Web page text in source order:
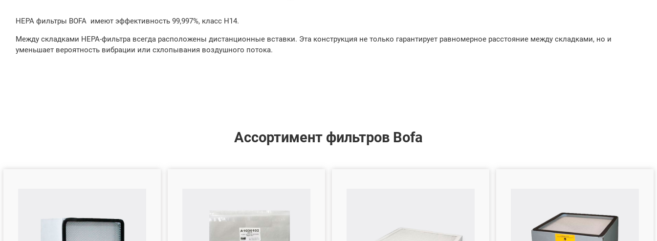
HEPA фильтры BOFA имеют эффективность 99,997%, класс Н14.
Между складками HEPA-фильтра всегда расположены дистанционные вставки. Эта конструкция не только гарантирует равномерное расстояние между складками, но и
уменьшает вероятность вибрации или схлопывания воздушного потока.
Ассортимент фильтров Bofa